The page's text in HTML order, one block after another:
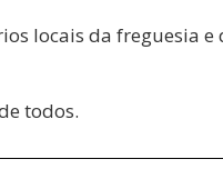
locais da freguesia e
todos.